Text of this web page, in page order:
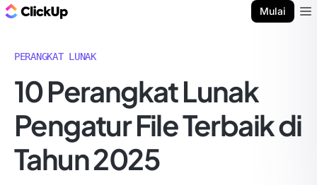
Mulai
PERANGKAT LUNAK
10 Perangkat Lunak
Pengatur File Terbaik di
Tahun 2025